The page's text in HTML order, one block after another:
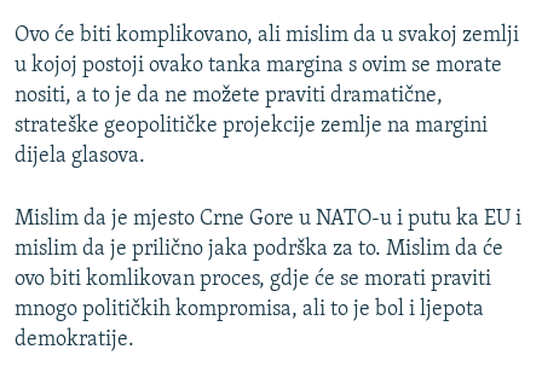
Ovo će biti komplikovano, ali mislim da u svakoj zemlji
u kojoj postoji ovako tanka margina s ovim se morate
nositi, a to je da ne možete praviti dramatične,
strateške geopolitičke projekcije zemlje na margini
dijela glasova.
Mislim da je mjesto Crne Gore u NATO-u i putu ka EU i
mislim da je prilično jaka podrška za to. Mislim da će
ovo biti komlikovan proces, gdje će se morati praviti
mnogo političkih kompromisa, ali to je bol i ljepota
demokratije.